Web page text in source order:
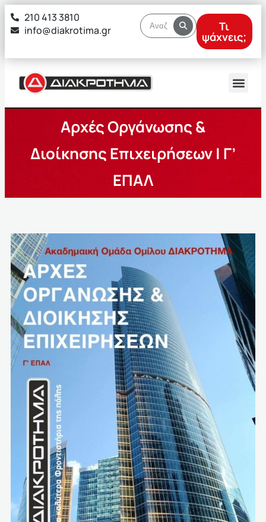
στο
περιεχόμενο
210 413 3810
info@diakrotima.gr
Τι
ψάχνεις;
Αρχές Οργάνωσης &
Διοίκησης Επιχειρήσεων | Γ’
ΕΠΑΛ